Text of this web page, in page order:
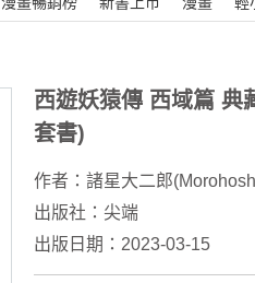
西遊妖猿傳 西域篇 典
套書)
作者： 諸星大二郎
出版社： 尖端
出版日期：2023-03-15